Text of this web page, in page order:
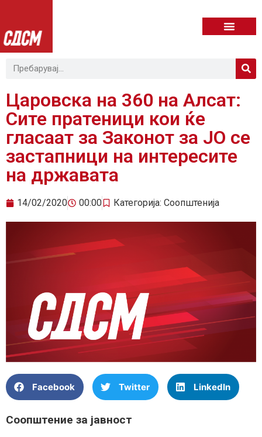
Царовска на 360 на Алсат:
Сите пратеници кои ќе
гласаат за Законот за ЈО се
застапници на интересите
на државата
14/02/2020 00:00 Категорија: Соопштенија
Facebook Twitter LinkedIn
Соопштение за јавност